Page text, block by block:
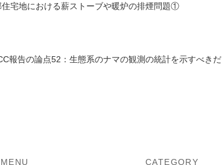
宅地における薪ストーブや暖炉の排煙問題①
報告の論点52：生態系のナマの観測の統計を示すべきだ
MENU CATEGORY